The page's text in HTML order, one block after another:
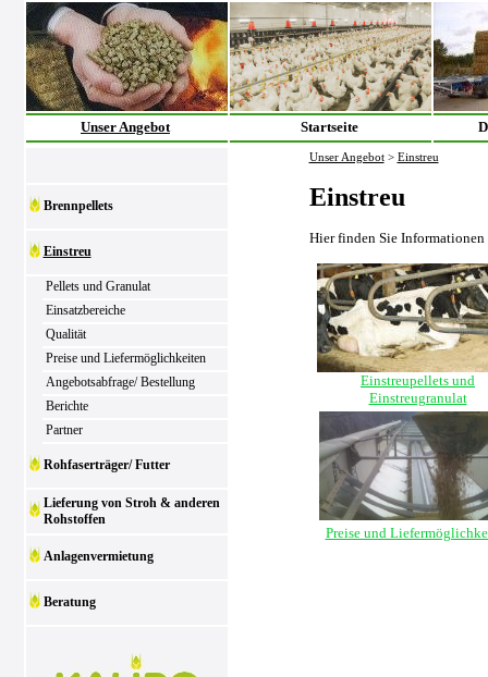
Unser Angebot Startseite
Brennpellets
Einstreu
Pellets und Granulat
Einsatzbereiche
Qualität
Preise und Liefermöglichkeiten
Angebotsabfrage/ Bestellung
Berichte
Partner
Rohfaserträger/ Futter
Lieferung von Stroh & anderen
Rohstoffen
Anlagenvermietung
Beratung
Unser Angebot > Einstreu
Einstreu
Hier finden Sie Informationen
Einstreupellets und
Einstreugranulat
Preise und